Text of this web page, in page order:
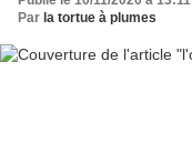
Par la tortue à plumes